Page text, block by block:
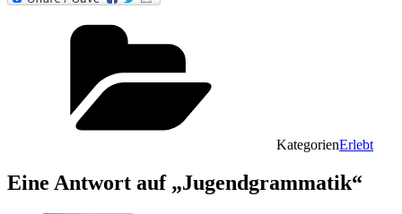
KategorienErlebt
Eine Antwort auf „Jugendgrammatik“